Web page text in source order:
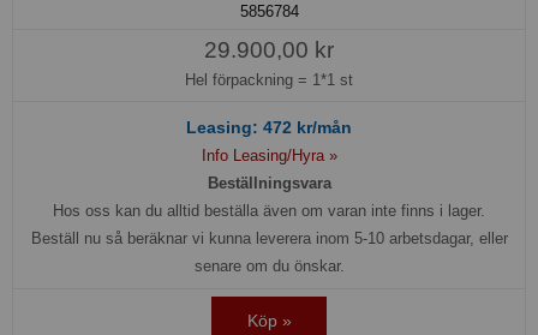
5856784
29.900,00 kr
Hel förpackning = 1*1 st
Leasing: 472 kr/mån
Info Leasing/Hyra »
Beställningsvara
Hos oss kan du alltid beställa även om varan inte finns i lager.
Beställ nu så beräknar vi kunna leverera inom 5-10 arbetsdagar, eller
senare om du önskar.
Köp »